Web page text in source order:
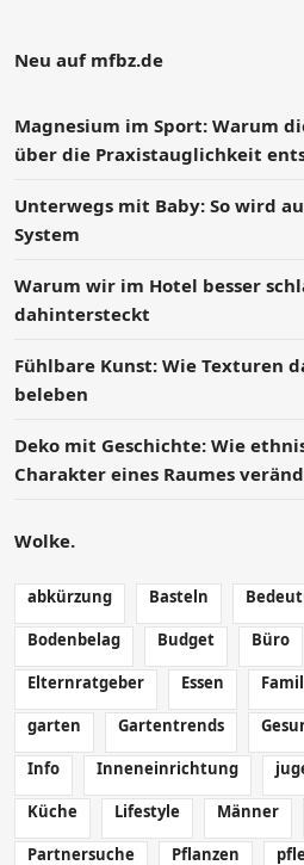
Neu auf mfbz.de
Magnesium im Sport: Warum
über die Praxistauglichkeit
Unterwegs mit Baby: So wird
System
Warum wir im Hotel besser
dahintersteckt
Fühlbare Kunst: Wie Texturen
beleben
Deko mit Geschichte: Wie
Charakter eines Raumes
Wolke.
abkürzung Basteln
Bodenbelag
Budget Büro
Elternratgeber
Essen
garten
Gartentrends
Info
Inneneinrichtung
Küche
Lifestyle Männer
Partnersuche
Pflanzen